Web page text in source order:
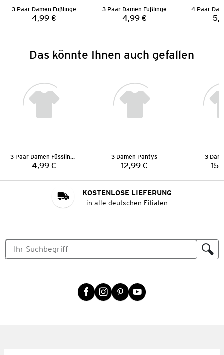
3 Paar Damen Füßlinge
Preis:
4,99 €
3 Paar Damen Füßlinge
Preis:
4,99 €
Das könnte Ihnen auch gefallen
3 Paar Damen Füsslinge
Preis:
4,99 €
3 Damen Pantys
Preis:
12,99 €
3
KOSTENLOSE LIEFERUNG
in alle deutschen Filialen